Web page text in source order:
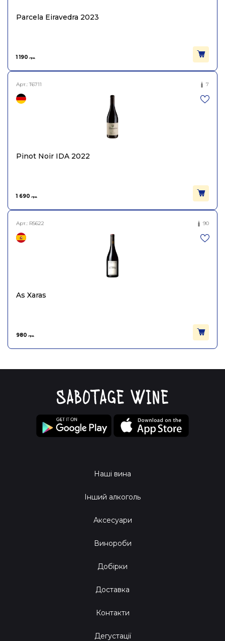
Parcela Eiravedra 2023
1 190 грн.
Арт.:T6711 7
Pinot Noir IDA 2022
1 690 грн.
Арт.: R5622 90
As Xaras
980 грн.
Наші вина
Інший алкоголь
Аксесуари
Винороби
Добірки
Доставка
Контакти
Дегустації